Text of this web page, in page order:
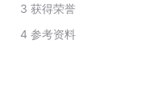
3 获得荣誉
4 参考资料